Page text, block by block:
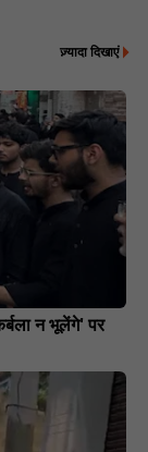
ज़्यादा दिखाएं
न भूलेंगे' पर